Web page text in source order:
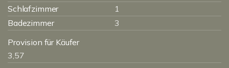
Schlafzimmer
1
Badezimmer
3
Provision für Käufer
3,57